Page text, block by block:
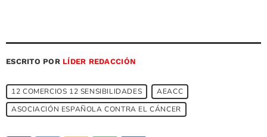
ESCRITO POR LÍDER REDACCIÓN
12 COMERCIOS 12 SENSIBILIDADES
AEACC
ASOCIACIÓN ESPAÑOLA CONTRA EL CÁNCER